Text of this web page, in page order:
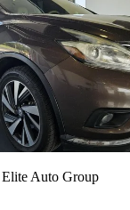
Elite Auto Group